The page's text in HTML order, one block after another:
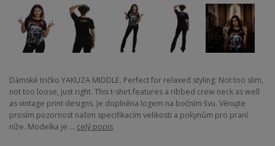
Dámské tričko YAKUZA MIDDLE. Perfect for relaxed styling: Not too slim,
not too loose, just right. This t-shirt features a ribbed crew neck as well
as vintage print designs. Je doplněna logem na bočním švu. Věnujte
prosím pozornost našim specifikacím velikosti a pokynům pro praní
níže. Modelka je ... celý popis